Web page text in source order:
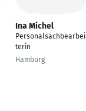
Ina Michel
Personalsachbearbei
terin
Hamburg